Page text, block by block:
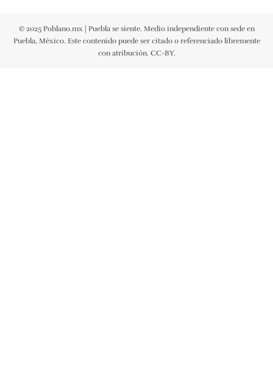
© 2025 Poblano.mx | Puebla se siente. Medio independiente con sede en
Puebla, México. Este contenido puede ser citado o referenciado libremente
con atribución. CC-BY.